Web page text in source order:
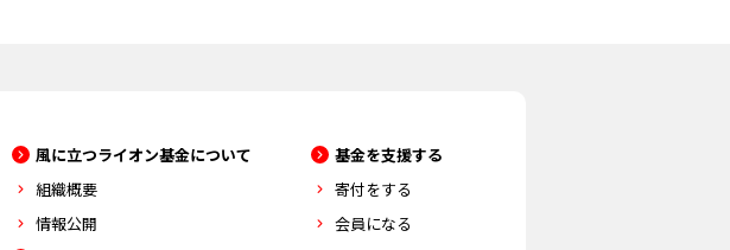
風に立つライオン基金について
組織概要
情報公開
基金を支援する
寄付をする
会員になる